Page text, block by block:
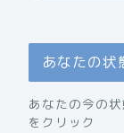
あなたの状
あなたの今の
をクリック